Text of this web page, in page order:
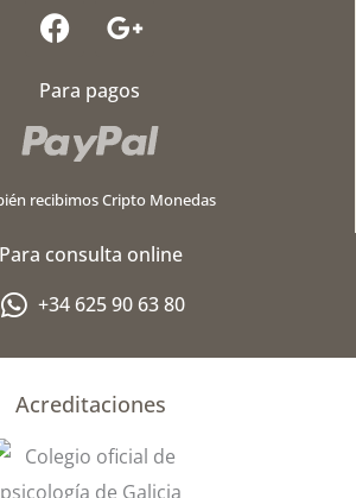
F
a
e
b
o
o
k
G
o
g
l
e
-
p
l
s
g
Para pagos
recibimos Cripto Monedas
Para consulta online
+34 625 90 63 80
Acreditaciones